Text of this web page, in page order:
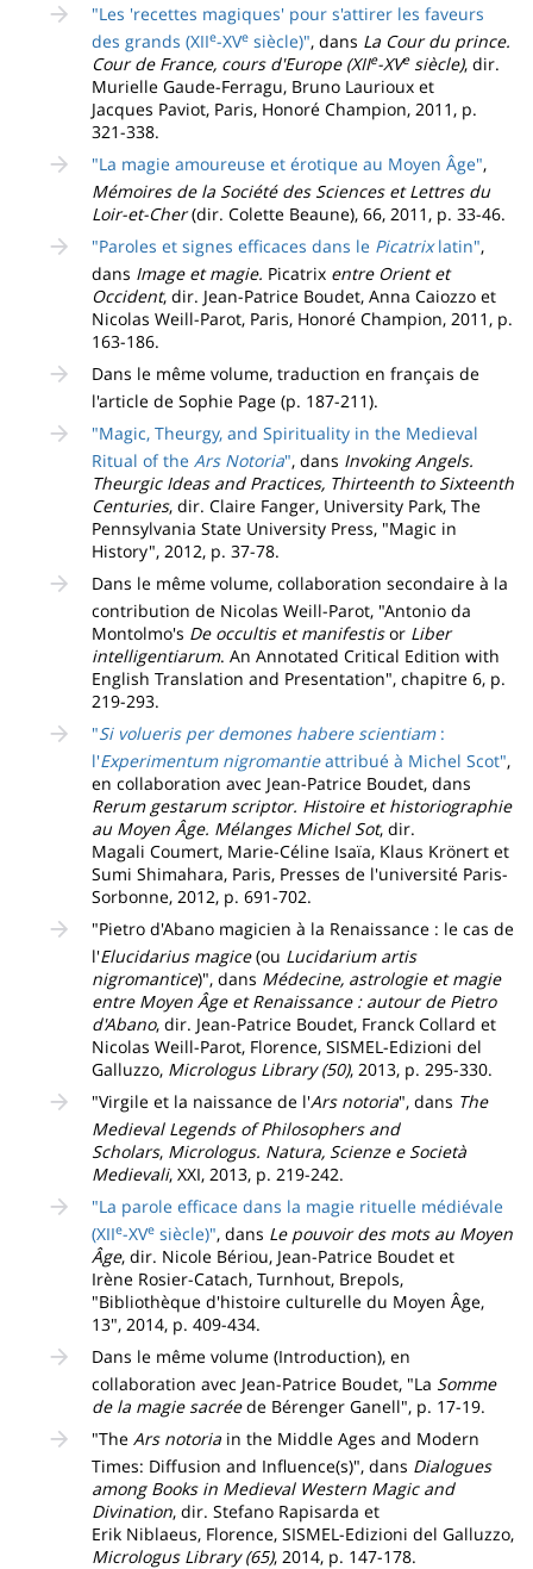
"Les 'recettes magiques' pour s'attirer les faveurs
des grands (XIIe-XVe siècle)", dans La Cour du prince.
Cour de France, cours d'Europe (XIIe-XVesiècle), dir.
Murielle Gaude-Ferragu, Bruno Laurioux et
Jacques Paviot, Paris, Honoré Champion, 2011, p.
321-338.
"La magie amoureuse et érotique au Moyen Âge",
Mémoires de la Société des Sciences et Lettres du
Loir-et-Cher(dir. Colette Beaune), 66, 2011, p. 33-46.
"Paroles et signes efficaces dans le Picatrixlatin",
dans Image et magie. Picatrix entre Orient et
Occident, dir. Jean-Patrice Boudet, Anna Caiozzo et
Nicolas Weill-Parot, Paris, Honoré Champion, 2011, p.
163-186.
Dans le même volume, traduction en français de
l'article de Sophie Page (p. 187-211).
"Magic, Theurgy, and Spirituality in the Medieval
Ritual of the Ars Notoria", dans Invoking Angels.
Theurgic Ideas and Practices, Thirteenth to Sixteenth
Centuries, dir. Claire Fanger, University Park, The
Pennsylvania State University Press, "Magic in
History", 2012, p. 37-78.
Dans le même volume, collaboration secondaire à la
contribution de Nicolas Weill-Parot, "Antonio da
Montolmo's De occultis et manifestisor Liber
intelligentiarum. An Annotated Critical Edition with
English Translation and Presentation", chapitre 6, p.
219-293.
"Si volueris per demones habere scientiam:
l'Experimentum nigromantieattribué à Michel Scot",
en collaboration avec Jean-Patrice Boudet, dans
Rerum gestarum scriptor. Histoire et historiographie
au Moyen Âge. Mélanges Michel Sot, dir.
Magali Coumert, Marie-Céline Isaïa, Klaus Krönert et
Sumi Shimahara, Paris, Presses de l'université Paris-
Sorbonne, 2012, p. 691-702.
"Pietro d'Abano magicien à la Renaissance : le cas de
l'Elucidarius magice(ou Lucidarium artis
nigromantice)", dans Médecine, astrologie et magie
entre Moyen Âge et Renaissance : autour de Pietro
d'Abano, dir. Jean-Patrice Boudet, Franck Collard et
Nicolas Weill-Parot, Florence, SISMEL-Edizioni del
Galluzzo, Micrologus Library (50), 2013, p. 295-330.
"Virgile et la naissance de l'Ars notoria", dans The
Medieval Legends of Philosophers and
Scholars, Micrologus. Natura, Scienze e Società
Medievali, XXI, 2013, p. 219-242.
"La parole efficace dans la magie rituelle médiévale
(XIIe-XVe siècle)", dans Le pouvoir des mots au Moyen
Âge, dir. Nicole Bériou, Jean-Patrice Boudet et
Irène Rosier-Catach, Turnhout, Brepols,
"Bibliothèque d'histoire culturelle du Moyen Âge,
13", 2014, p. 409-434.
Dans le même volume (Introduction), en
collaboration avec Jean-Patrice Boudet, "La Somme
de la magie sacréede Bérenger Ganell", p. 17-19.
"The Ars notoria in the Middle Ages and Modern
Times: Diffusion and Influence(s)", dans Dialogues
among Books in Medieval Western Magic and
Divination, dir. Stefano Rapisarda et
Erik Niblaeus, Florence, SISMEL-Edizioni del Galluzzo,
Micrologus Library (65), 2014, p. 147-178.